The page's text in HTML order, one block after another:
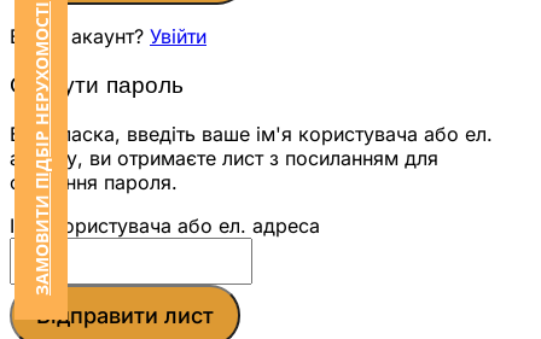
ЗАМОВИТИ ПІДБІР НЕРУХОМОСТІ
Вже є акаунт? Увійти
Скинути пароль
Будь ласка, введіть ваше ім'я користувача або ел.
адресу, ви отримаєте лист з посиланням для
скидання пароля.
Ім'я користувача або ел. адреса
Відправити лист